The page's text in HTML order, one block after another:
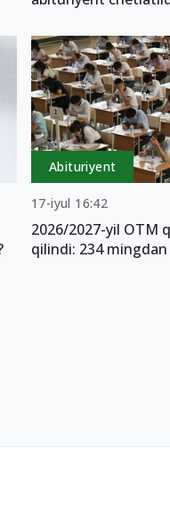
Abituriyent
17-iyul 16:42
2026/2027-yil OTM
qilindi: 234 mingdan